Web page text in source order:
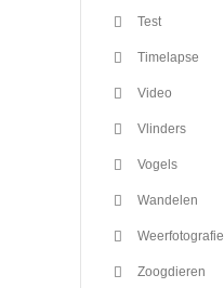
Test
Timelapse
Video
Vlinders
Vogels
Wandelen
Weerfotografie
Zoogdieren